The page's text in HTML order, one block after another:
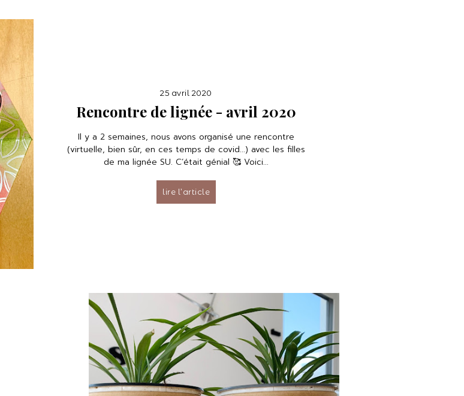
25 avril 2020
Rencontre de lignée - avril 2020
Il y a 2 semaines, nous avons organisé une rencontre
(virtuelle, bien sûr, en ces temps de covid...) avec les filles
de ma lignée SU. C’était génial 🥰 Voici...
lire l’article